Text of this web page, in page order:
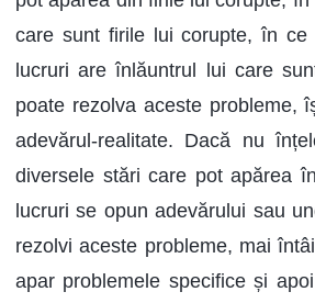
care sunt firile lui corupte, în
lucruri are înlăuntrul lui care
poate rezolva aceste probleme,
adevărul-realitate. Dacă nu
diversele stări care pot apărea
lucruri se opun adevărului sau
rezolvi aceste probleme, mai
apar problemele specifice și